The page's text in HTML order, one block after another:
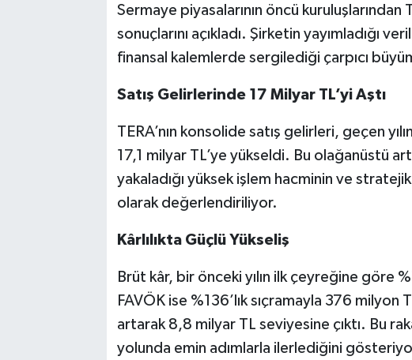
Sermaye piyasalarının öncü kuruluşlarından
sonuçlarını açıkladı. Şirketin yayımladığı
finansal kalemlerde sergilediği çarpıcı
Satış Gelirlerinde 17 Milyar TL’yi Aştı
TERA’nın konsolide satış gelirleri, geçen
17,1 milyar TL’ye yükseldi. Bu olağanüstü
yakaladığı yüksek işlem hacminin ve stratejik
olarak değerlendiriliyor.
Kârlılıkta Güçlü Yükseliş
Brüt kâr, bir önceki yılın ilk çeyreğine göre
FAVÖK ise %136’lık sıçramayla 376 milyon
artarak 8,8 milyar TL seviyesine çıktı. Bu
yolunda emin adımlarla ilerlediğini